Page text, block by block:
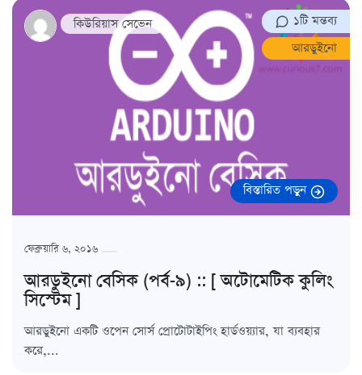
কিউরিয়াস সেভেন
১টি মন্তব্য
আরডুইনো
বিস্তারিত পড়ুন
ফেব্রুয়ারি ৬, ২০১৬
আরডুইনো বেসিক (পর্ব-৯) :: [ অটোমেটিক কুলিং
সিস্টেম ]
আরডুইনো একটি ওপেন সোর্স প্রোটোটাইপিং হার্ডওয়্যার, যা ব্যবহার
করে,...